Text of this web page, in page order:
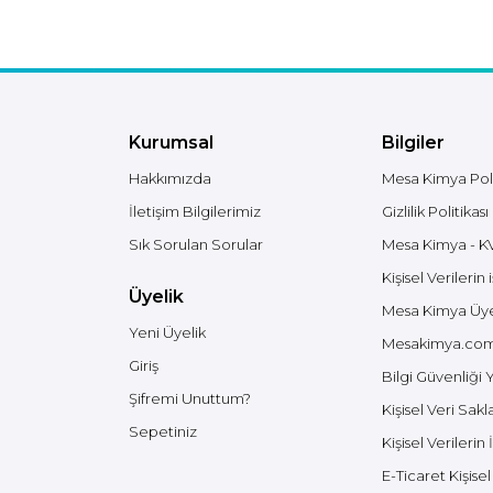
zeminlerinizdeki kondisyonu
bulabilirsiniz.&nbsp;Endüstriyel
ve Kimyasal Blokajların
tesislerde, depo alanlarında ve
hem iş güvenliği standartlarının
kritik bir parametredir. Fabrika
gres yağları, forklift lastiklerinden
ortamdaki tozla birleşerek
kemikleşen kir tabakaları, standart
temizlik yöntemleriyle çözülemez
yüzeyindeki sürtünme katsayısını
Kurumsal
Hakkımızda
İletişim Bilgilerimiz
Sık Sorulan Sorular
Üyelik
Yeni Üyelik
Giriş
Şifremi Unuttum?
Sepetiniz
Bilgiler
Mesa Kimya
Gizlilik Politikası
Mesa Kimya -
Kişisel Verilerin
Mesa Kimya
Bilgi Güvenliği
Kişisel Veri
Kişisel Verilerin
E-Ticaret